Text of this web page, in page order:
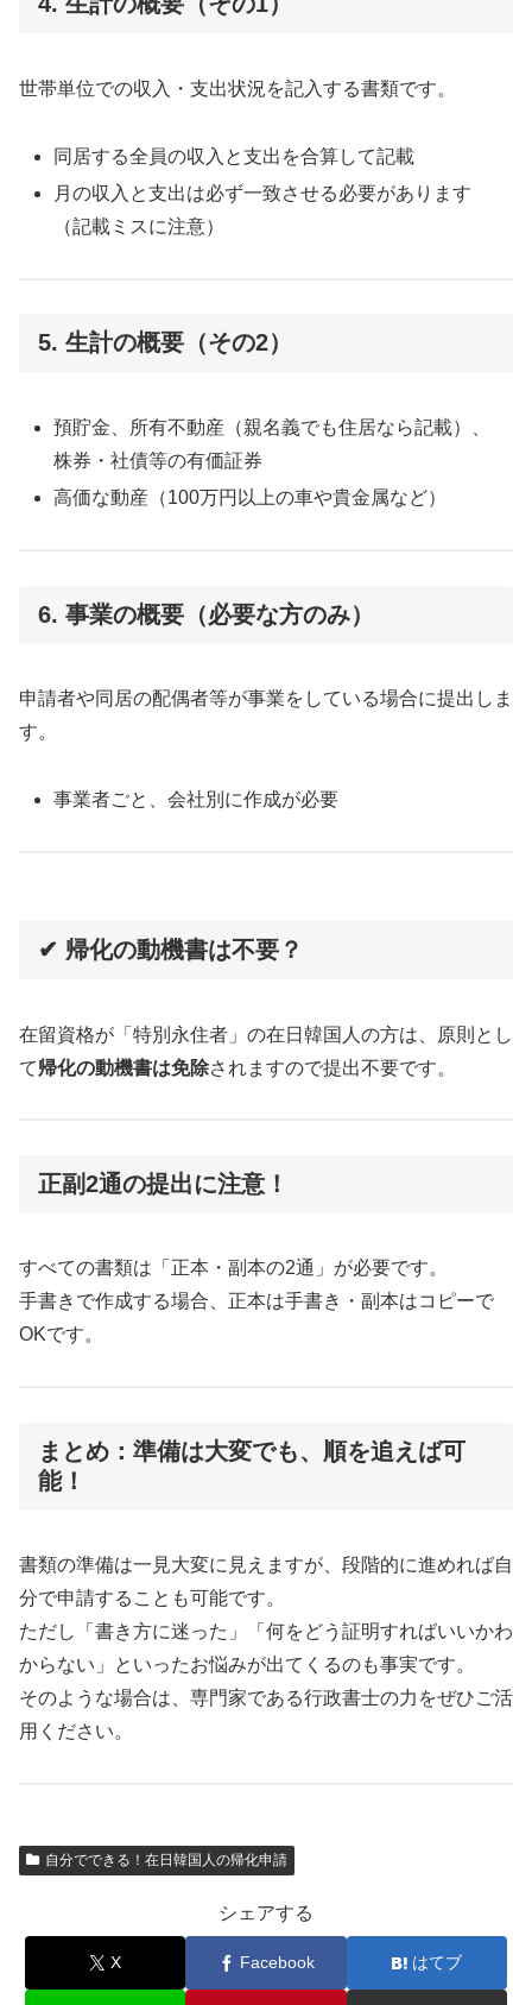
世帯単位での収入・支出状況を記入する書類です。
同居する全員の収入と支出を合算して記載
月の収入と支出は必ず一致させる必要があります
（記載ミスに注意）
5. 生計の概要（その2）
預貯金、所有不動産（親名義でも住居なら記載）、
株券・社債等の有価証券
高価な動産（100万円以上の車や貴金属など）
6. 事業の概要（必要な方のみ）
申請者や同居の配偶者等が事業をしている場合に提出しま
す。
事業者ごと、会社別に作成が必要
✔ 帰化の動機書は不要？
在留資格が「特別永住者」の在日韓国人の方は、原則とし
て帰化の動機書は免除されますので提出不要です。
正副2通の提出に注意！
すべての書類は「正本・副本の2通」が必要です。
手書きで作成する場合、正本は手書き・副本はコピーで
OKです。
まとめ：準備は大変でも、順を追えば可
能！
書類の準備は一見大変に見えますが、段階的に進めれば自
分で申請することも可能です。
ただし「書き方に迷った」「何をどう証明すればいいかわ
からない」といったお悩みが出てくるのも事実です。
そのような場合は、専門家である行政書士の力をぜひご活
用ください。
自分でできる！在日韓国人の帰化申請
シェアする
X Facebook はてブ